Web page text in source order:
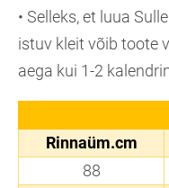
• Selleks, et luua
istuv kleit võib toote
aega kui 1-2
Rinnaüm.cm
88